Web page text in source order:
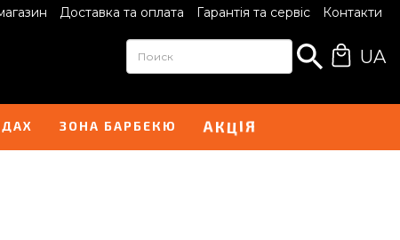
Доставка та оплата Гарантія та сервіс Контакти
UA
ЗОНА БАРБЕКЮ АКЦІЯ